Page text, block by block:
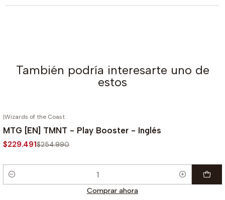
También podría interesarte uno de
estos
-10%
|Wizards of the Coast
MTG [EN] TMNT - Play Booster - Inglés
$229.491$254.990
Cantidad
Comprar ahora